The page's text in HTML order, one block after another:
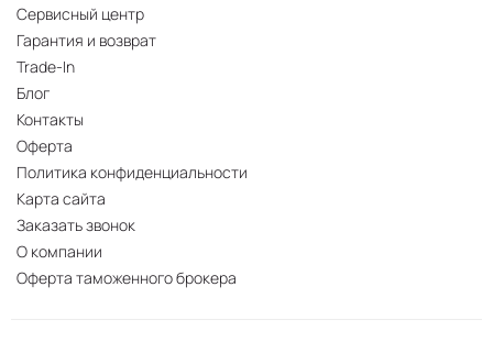
Сервисный центр
Гарантия и возврат
Trade-In
Блог
Контакты
Оферта
Политика конфиденциальности
Карта сайта
Заказать звонок
О компании
Оферта таможенного брокера